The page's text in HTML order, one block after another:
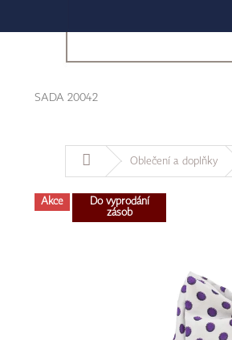
SADA 20042
Domů Oblečení a doplňky
Akce
Do vyprodání
zásob